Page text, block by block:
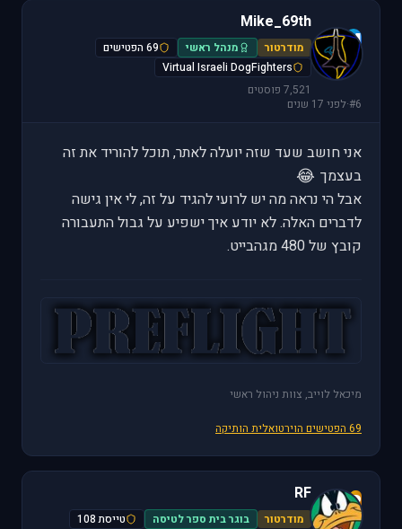
M
Mike_69th
מודרטור מנהל ראשי
69 הפטישים
Virtual Israeli DogFighters
7,521 פוסטים
#6
·לפני 17 שנים
אני חושב שעד שזה יועלה לאתר, תוכל להוריד את זה
בעצמך 😂
אבל הי נראה מה יש לרועי להגיד על זה, לי אין גישה
לדברים האלה. לא יודע איך ישפיע על גבול התעבורה
קובץ של 480 מגהבייט.
מיכאל לוייב, צוות ניהול ראשי
69 הפטישים הוירטואלית הותיקה
R
RF
מודרטור בוגר בית ספר לטיסה
טייסת 108